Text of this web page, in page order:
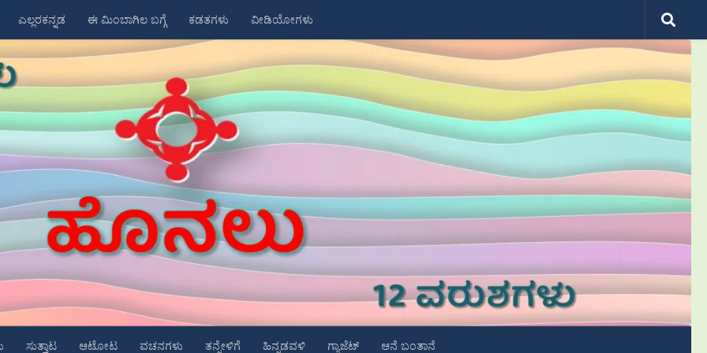
ಎಲ್ಲರಕನ್ನಡ ಈ ಮಿಂಬಾಗಿಲ ಬಗ್ಗೆ ಕಡತಗಳು ವೀಡಿಯೋಗಳು
ಸುತ್ತಾಟ ಆಟೋಟ ವಚನಗಳು ತನ್ನೇಳಿಗೆ ಹಿನ್ನಡವಳಿ ಗ್ಯಾಜೆಟ್ ಆನೆ ಬಂತಾನೆ